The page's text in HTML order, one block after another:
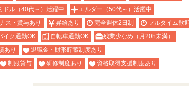
ドル（40代～）活躍中
エルダー（50代～）活躍中
ス・賞与あり 昇給あり 完全週休2日制
フルタイム歓
イク通勤OK 自転車通勤OK
残業少なめ（月20h未満）
あり
退職金・財形貯蓄制度あり
制服貸与 研修制度あり 資格取得支援制度あり